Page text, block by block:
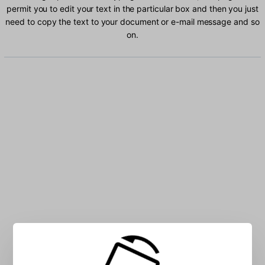
permit you to edit your text in the particular box and then you just
need to copy the text to your document or e-mail message and so
on.
Type Bemba characters into the box: